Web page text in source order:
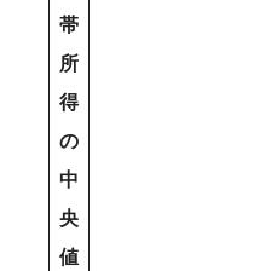
帯
所
得
の
中
央
値